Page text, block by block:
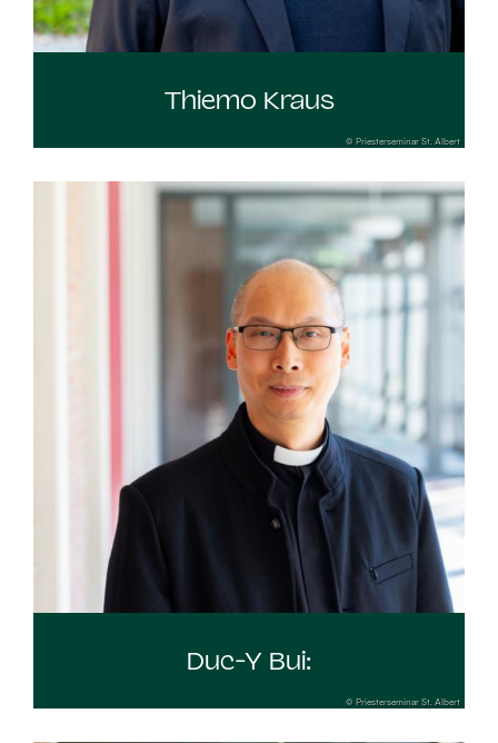
Thiemo Kraus
© Priesterseminar St. Albert
Duc-Y Bui:
© Priesterseminar St. Albert